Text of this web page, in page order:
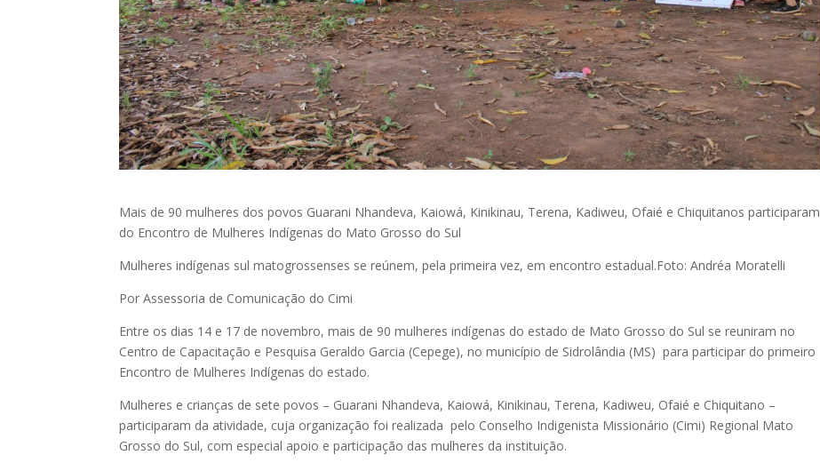
Mais de 90 mulheres dos povos Guarani Nhandeva, Kaiowá, Kinikinau, Terena, Kadiweu, Ofaié e Chiquitanos participaram
do Encontro de Mulheres Indígenas do Mato Grosso do Sul
Mulheres indígenas sul matogrossenses se reúnem, pela primeira vez, em encontro estadual.Foto: Andréa Moratelli
Por Assessoria de Comunicação do Cimi
Entre os dias 14 e 17 de novembro, mais de 90 mulheres indígenas do estado de Mato Grosso do Sul se reuniram no
Centro de Capacitação e Pesquisa Geraldo Garcia (Cepege), no município de Sidrolândia (MS) para participar do primeiro
Encontro de Mulheres Indígenas do estado.
Mulheres e crianças de sete povos – Guarani Nhandeva, Kaiowá, Kinikinau, Terena, Kadiweu, Ofaié e Chiquitano –
participaram da atividade, cuja organização foi realizada pelo Conselho Indigenista Missionário (Cimi) Regional Mato
Grosso do Sul, com especial apoio e participação das mulheres da instituição.